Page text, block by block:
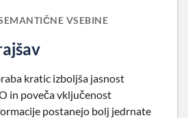
VSEBINE
kratic izboljša jasnost
in poveča vključenost
postanejo bolj jedrnate